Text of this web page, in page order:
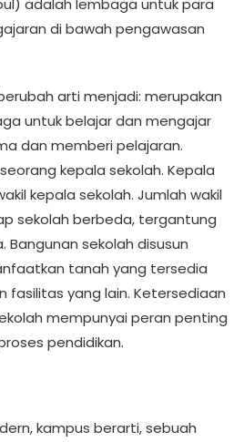
adalah lembaga untuk para
di bawah pengawasan
arti menjadi: merupakan
untuk belajar dan mengajar
dan memberi pelajaran.
kepala sekolah. Kepala
kepala sekolah. Jumlah wakil
sekolah berbeda, tergantung
Bangunan sekolah disusun
tanah yang tersedia
fasilitas yang lain. Ketersediaan
mempunyai peran penting
pendidikan.
kampus berarti, sebuah